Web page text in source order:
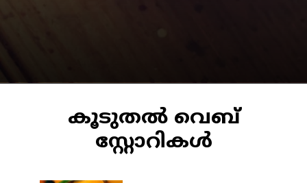
കൂടുതൽ വെബ്
സ്റ്റോറികൾ